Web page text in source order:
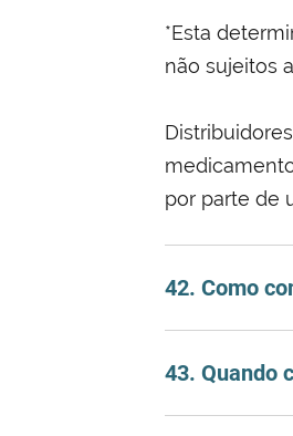
*Esta
não sujeitos
por parte de
42. Como
43. Quando